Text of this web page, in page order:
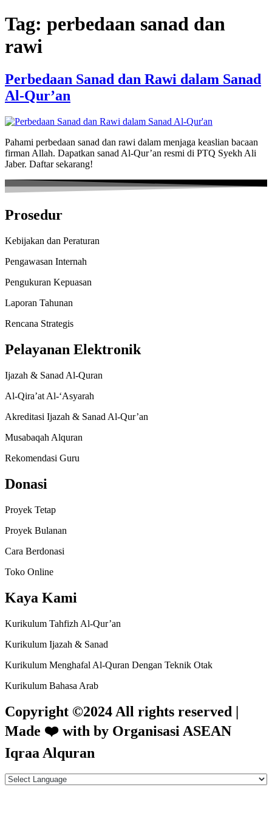
Skip
to
Tag: perbedaan sanad dan
rawi
Perbedaan Sanad dan Rawi dalam Sanad
Al-Qur’an
Pahami perbedaan sanad dan rawi dalam menjaga keaslian bacaan
firman Allah. Dapatkan sanad Al-Qur’an resmi di PTQ Syekh Ali
Jaber. Daftar sekarang!
Prosedur
Kebijakan dan Peraturan
Pengawasan Internah
Pengukuran Kepuasan
Laporan Tahunan
Rencana Strategis
Pelayanan Elektronik
Ijazah & Sanad Al-Quran
Al-Qira’at Al-‘Asyarah
Akreditasi Ijazah & Sanad Al-Qur’an
Musabaqah Alquran
Rekomendasi Guru
Donasi
Proyek Tetap
Proyek Bulanan
Cara Berdonasi
Toko Online
Kaya Kami
Kurikulum Tahfizh Al-Qur’an
Kurikulum Ijazah & Sanad
Kurikulum Menghafal Al-Quran Dengan Teknik Otak
Kurikulum Bahasa Arab
Copyright ©2024 All rights reserved |
Made ❤️ with by Organisasi ASEAN
Iqraa Alquran